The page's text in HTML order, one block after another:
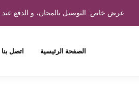
عرض خاص: التوصيل بالمجان، و الدفع عند
الصفحة الرئيسية اتصل بنا